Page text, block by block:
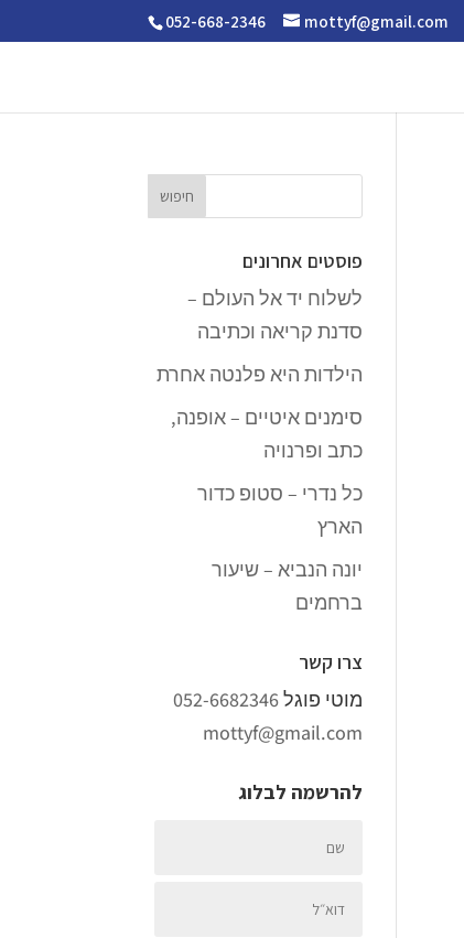
052-668-2346 mottyf@gmail.com
פוסטים אחרונים
לשלוח יד אל העולם –
סדנת קריאה וכתיבה
הילדות היא פלנטה אחרת
סימנים איטיים – אופנה,
כתב ופרנויה
כל נדרי – סטופ כדור
הארץ
יונה הנביא – שיעור
ברחמים
צרו קשר
מוטי פוגל052-6682346
mottyf@gmail.com
להרשמה לבלוג